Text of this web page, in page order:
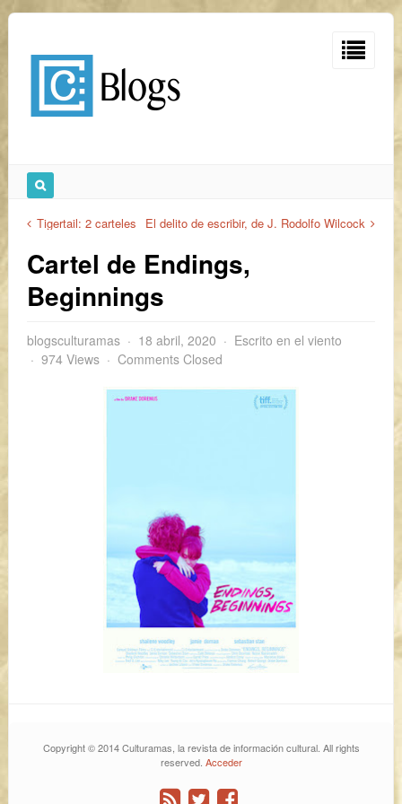
Tigertail: 2 carteles El delito de escribir, de J. Rodolfo Wilcock
Cartel de Endings,
Beginnings
blogsculturamas 18 abril, 2020
Escrito en el viento
974 Views
Comments Closed
Copyright © 2014 Culturamas, la revista de información cultural. All rights
reserved. Acceder